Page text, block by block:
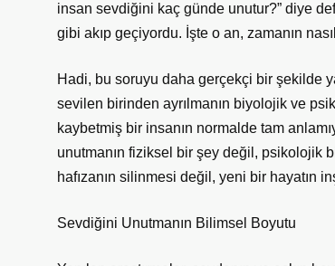
insan sevdiğini kaç günde unutur?” diye
gibi akıp geçiyordu. İşte o an, zamanın
Hadi, bu soruyu daha gerçekçi bir şekilde
sevilen birinden ayrılmanın biyolojik ve
kaybetmiş bir insanın normalde tam
unutmanın fiziksel bir şey değil, psikolojik
hafızanın silinmesi değil, yeni bir hayatın
Sevdiğini Unutmanın Bilimsel Boyutu